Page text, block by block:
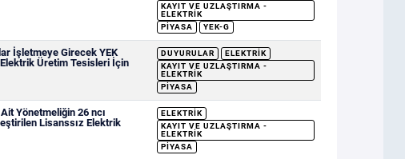
KAYIT VE UZLAŞTIRMA -
ELEKTRIK
PIYASA
YEK-G
İşletmeye Girecek YEK
Üretim Tesisleri İçin
DUYURULAR
ELEKTRIK
KAYIT VE UZLAŞTIRMA -
ELEKTRIK
PIYASA
Yönetmeliğin 26 ncı
Lisanssız Elektrik
ELEKTRIK
KAYIT VE UZLAŞTIRMA -
ELEKTRIK
PIYASA